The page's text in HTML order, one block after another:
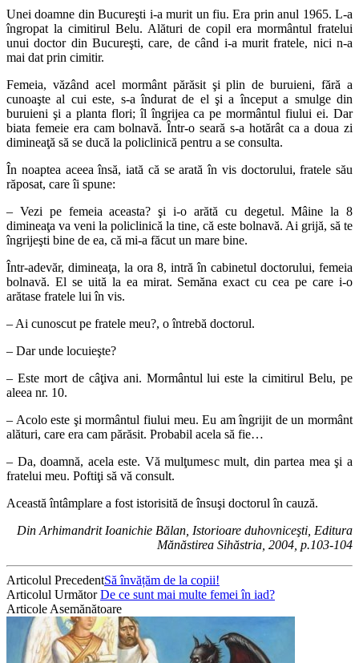
Unei doamne din Bucureşti i-a murit un fiu. Era prin anul 1965. L-a
îngropat la cimitirul Belu. Alături de copil era mormântul fratelui
unui doctor din Bucureşti, care, de când i-a murit fratele, nici n-a
mai dat prin cimitir.
Femeia, văzând acel mormânt părăsit şi plin de buruieni, fără a
cunoaşte al cui este, s-a îndurat de el şi a început a smulge din
buruieni şi a planta flori; îl îngrijea ca pe mormântul fiului ei. Dar
biata femeie era cam bolnavă. Într-o seară s-a hotărât ca a doua zi
dimineaţă să se ducă la policlinică pentru a se consulta.
În noaptea aceea însă, iată că se arată în vis doctorului, fratele său
răposat, care îi spune:
– Vezi pe femeia aceasta? şi i-o arătă cu degetul. Mâine la 8
dimineaţa va veni la policlinică la tine, că este bolnavă. Ai grijă, să te
îngrijeşti bine de ea, că mi-a făcut un mare bine.
Într-adevăr, dimineaţa, la ora 8, intră în cabinetul doctorului, femeia
bolnavă. El se uită la ea mirat. Semăna exact cu cea pe care i-o
arătase fratele lui în vis.
– Ai cunoscut pe fratele meu?, o întrebă doctorul.
– Dar unde locuieşte?
– Este mort de câţiva ani. Mormântul lui este la cimitirul Belu, pe
aleea nr. 10.
– Acolo este şi mormântul fiului meu. Eu am îngrijit de un mormânt
alături, care era cam părăsit. Probabil acela să fie…
– Da, doamnă, acela este. Vă mulţumesc mult, din partea mea şi a
fratelui meu. Poftiţi să vă consult.
Această întâmplare a fost istorisită de însuşi doctorul în cauză.
Din Arhimandrit Ioanichie Bălan, Istorioare duhovniceşti, Editura
Mănăstirea Sihăstria, 2004, p.103-104
Articolul PrecedentSă învățăm de la copii!
Articolul UrmătorDe ce sunt mai multe femei în iad?
Articole Asemănătoare